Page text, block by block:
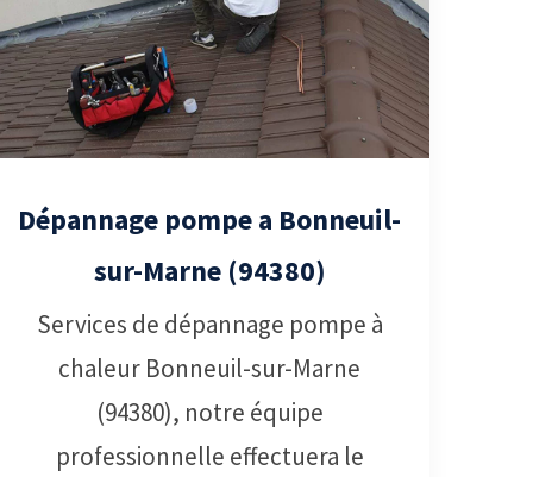
Dépannage pompe a Bonneuil-
sur-Marne (94380)
Services de dépannage pompe à
chaleur Bonneuil-sur-Marne
(94380), notre équipe
professionnelle effectuera le